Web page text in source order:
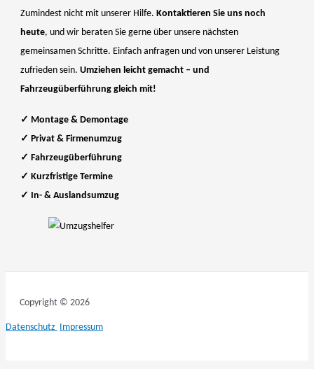
Zumindest nicht mit unserer Hilfe. Kontaktieren Sie uns noch
heute, und wir beraten Sie gerne über unsere nächsten
gemeinsamen Schritte. Einfach anfragen und von unserer Leistung
zufrieden sein.Umziehen leicht gemacht – und
Fahrzeugüberführung gleich mit!
✓ Montage & Demontage
✓ Privat & Firmenumzug
✓ Fahrzeugüberführung
✓ Kurzfristige Termine
✓ In- & Auslandsumzug
Copyright © 2026
Datenschutz Impressum